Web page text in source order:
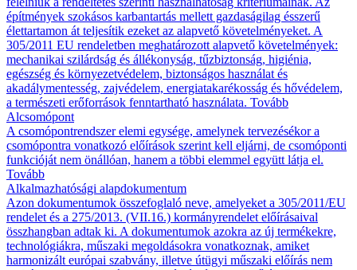
építmények szokásos karbantartás mellett gazdaságilag ésszerű
élettartamon át teljesítik ezeket az alapvető követelményeket. A
305/2011 EU rendeletben meghatározott alapvető követelmények:
mechanikai szilárdság és állékonyság, tűzbiztonság, higiénia,
egészség és környezetvédelem, biztonságos használat és
akadálymentesség, zajvédelem, energiatakarékosság és hővédelem,
a természeti erőforrások fenntartható használata. Tovább
Alcsomópont
A csomópontrendszer elemi egysége, amelynek tervezésékor a
csomópontra vonatkozó előírások szerint kell eljárni, de csomóponti
funkcióját nem önállóan, hanem a többi elemmel együtt látja el.
Tovább
Alkalmazhatósági alapdokumentum
Azon dokumentumok összefoglaló neve, amelyeket a 305/2011/EU
rendelet és a 275/2013. (VII.16.) kormányrendelet előírásaival
összhangban adtak ki. A dokumentumok azokra az új termékekre,
technológiákra, műszaki megoldásokra vonatkoznak, amiket
harmonizált európai szabvány, illetve útügyi műszaki előírás nem